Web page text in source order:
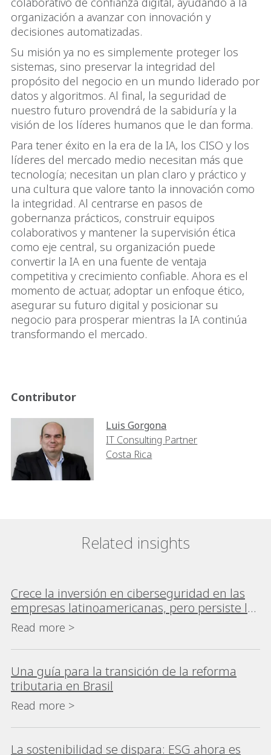
organización a avanzar con innovación y
decisiones automatizadas.
Su misión ya no es simplemente proteger los
sistemas, sino preservar la integridad del
propósito del negocio en un mundo liderado por
datos y algoritmos. Al final, la seguridad de
nuestro futuro provendrá de la sabiduría y la
visión de los líderes humanos que le dan forma.
Para tener éxito en la era de la IA, los CISO y los
líderes del mercado medio necesitan más que
tecnología; necesitan un plan claro y práctico y
una cultura que valore tanto la innovación como
la integridad. Al centrarse en pasos de
gobernanza prácticos, construir equipos
colaborativos y mantener la supervisión ética
como eje central, su organización puede
convertir la IA en una fuente de ventaja
competitiva y crecimiento confiable. Ahora es el
momento de actuar, adoptar un enfoque ético,
asegurar su futuro digital y posicionar su
negocio para prosperar mientras la IA continúa
transformando el mercado.
Contributor
Luis Gorgona
IT Consulting Partner
Costa Rica
Related insights
Crece la inversión en ciberseguridad en las
empresas latinoamericanas, pero persiste la
brecha de madurez
Read more >
Una guía para la transición de la reforma
tributaria en Brasil
Read more >
La sostenibilidad se dispara: ESG ahora es